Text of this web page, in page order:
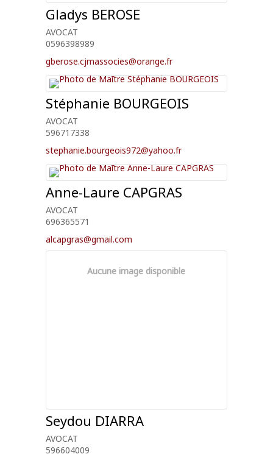
Gladys BEROSE
AVOCAT
0596398989
gberose.cjmassocies@orange.fr
Stéphanie BOURGEOIS
AVOCAT
596717338
stephanie.bourgeois972@yahoo.fr
Anne-Laure CAPGRAS
AVOCAT
696365571
alcapgras@gmail.com
Aucune image disponible
Seydou DIARRA
AVOCAT
596604009